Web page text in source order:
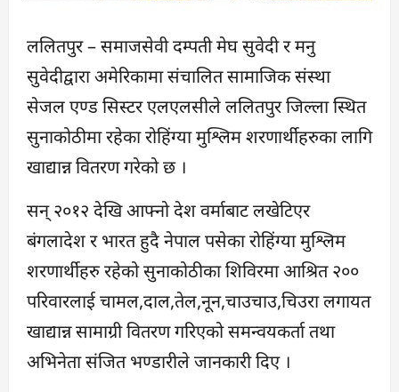
ललितपुर – समाजसेवी दम्पती मेघ सुवेदी र मनु
सुवेदीद्वारा अमेरिकामा संचालित सामाजिक संस्था
सेजल एण्ड सिस्टर एलएलसीले ललितपुर जिल्ला स्थित
सुनाकोठीमा रहेका रोहिंग्या मुश्लिम शरणार्थीहरुका लागि
खाद्यान्न वितरण गरेको छ ।
सन् २०१२ देखि आफ्नो देश वर्माबाट लखेटिएर
बंगलादेश र भारत हुदै नेपाल पसेका रोहिंग्या मुश्लिम
शरणार्थीहरु रहेको सुनाकोठीका शिविरमा आश्रित २००
परिवारलाई चामल,दाल,तेल,नून,चाउचाउ,चिउरा लगायत
खाद्यान्न सामाग्री वितरण गरिएको समन्वयकर्ता तथा
अभिनेता संजित भण्डारीले जानकारी दिए ।